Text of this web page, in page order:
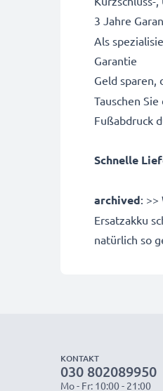
3 Jahre
Als
Garantie
Geld sparen,
Tauschen
Fußabdruck
Schnelle
archived:
Ersatzakku
natürlich so
KONTAKT
030 802089950
Mo - Fr: 10:00 - 21:00